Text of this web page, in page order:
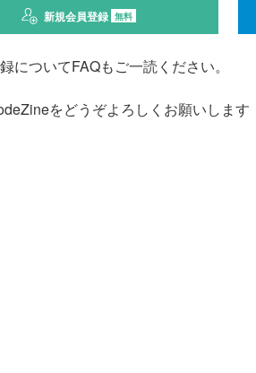
新規会員登録 無料
についてFAQもご一読ください。
をどうぞよろしくお願いします